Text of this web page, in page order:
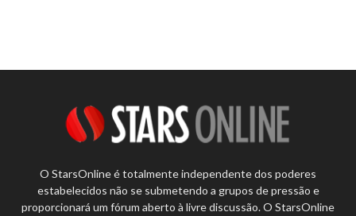
O StarsOnline é totalmente independente dos poderes
estabelecidos não se submetendo a grupos de pressão e
proporcionará um fórum aberto à livre discussão. O StarsOnline